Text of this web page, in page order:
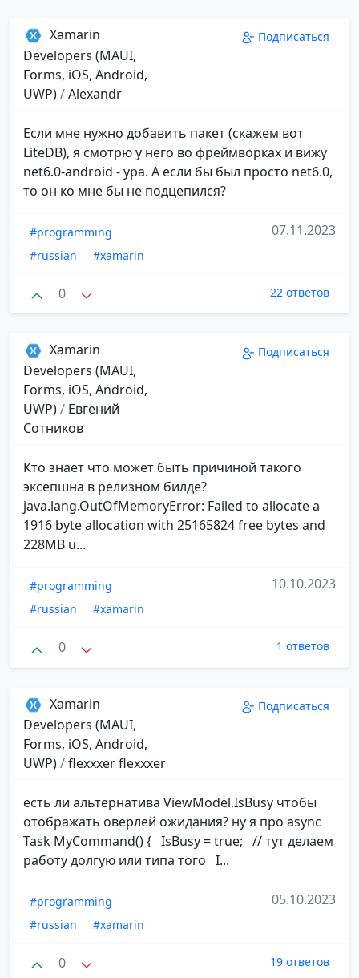
Xamarin
Developers (MAUI,
Forms, iOS, Android,
UWP)/Alexandr
Подписаться
Если мне нужно добавить пакет (скажем вот
LiteDB), я смотрю у него во фреймворках и вижу
net6.0-android - ура. А если бы был просто net6.0,
то он ко мне бы не подцепился?
#programming
#russian
#xamarin
07.11.2023
0 22 ответов
Xamarin
Developers (MAUI,
Forms, iOS, Android,
UWP)/ Евгений
Сотников
Подписаться
Кто знает что может быть причиной такого
эксепшна в релизном билде?
java.lang.OutOfMemoryError: Failed to allocate a
1916 byte allocation with 25165824 free bytes and
228MB u...
#programming
#russian
#xamarin
10.10.2023
0 1 ответов
Xamarin
Developers (MAUI,
Forms, iOS, Android,
UWP)/flexxxer flexxxer
Подписаться
есть ли альтернатива ViewModel.IsBusy чтобы
отображать оверлей ожидания? ну я про async
Task MyCommand() { IsBusy = true; // тут делаем
работу долгую или типа того I...
#programming
#russian
#xamarin
05.10.2023
0 19 ответов